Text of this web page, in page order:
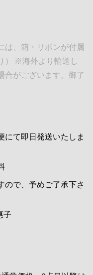
は、箱・リボンが付属
） ※海外より輸送し
合がございます。御了
にて即日発送いたしま
ので、予めご了承下さ
子